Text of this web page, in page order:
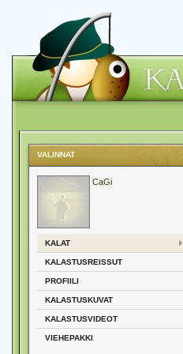
VALINNAT
CaGi
KALAT
KALASTUSREISSUT
PROFIILI
KALASTUSKUVAT
KALASTUSVIDEOT
VIEHEPAKKI